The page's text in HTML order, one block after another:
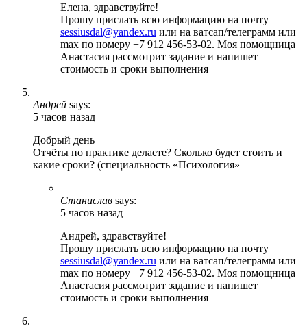
Елена, здравствуйте!
Прошу прислать всю информацию на почту
sessiusdal@yandex.ru или на ватсап/телеграмм или
max по номеру +7 912 456-53-02. Моя помощница
Анастасия рассмотрит задание и напишет
стоимость и сроки выполнения
Андрей says:
5 часов назад
Добрый день
Отчёты по практике делаете? Сколько будет стоить и
какие сроки? (специальность «Психология»
Станислав says:
5 часов назад
Андрей, здравствуйте!
Прошу прислать всю информацию на почту
sessiusdal@yandex.ru или на ватсап/телеграмм или
max по номеру +7 912 456-53-02. Моя помощница
Анастасия рассмотрит задание и напишет
стоимость и сроки выполнения